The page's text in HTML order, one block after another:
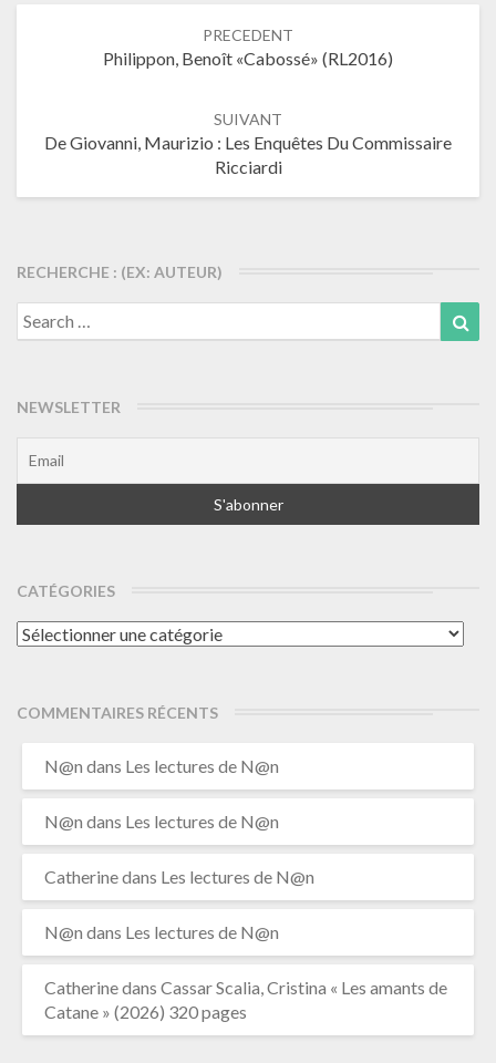
PRECEDENT
Philippon, Benoît «Cabossé» (RL2016)
SUIVANT
De Giovanni, Maurizio : Les Enquêtes Du Commissaire
Ricciardi
RECHERCHE : (EX: AUTEUR)
Search
for:
NEWSLETTER
CATÉGORIES
Catégories
COMMENTAIRES RÉCENTS
N@n dans Les lectures de N@n
N@n dans Les lectures de N@n
Catherinedans Les lectures de N@n
N@n dans Les lectures de N@n
Catherinedans Cassar Scalia, Cristina « Les amants de
Catane » (2026) 320 pages